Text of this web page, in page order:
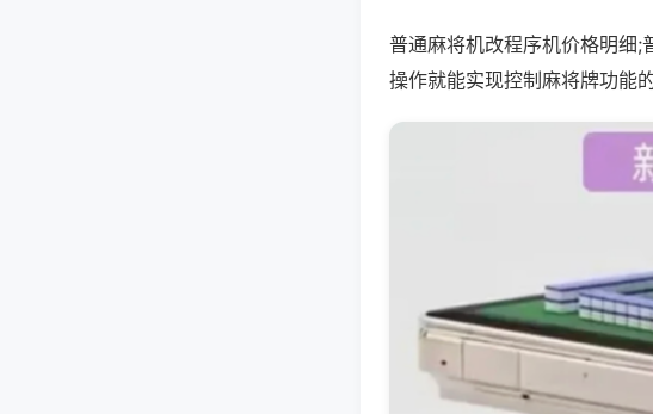
普通麻将机改程序机价格明细;
操作就能实现控制麻将牌功能